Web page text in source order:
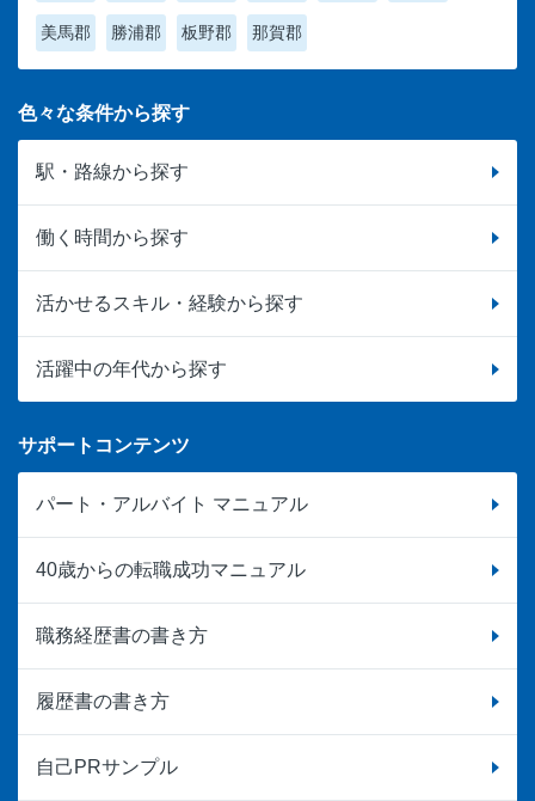
美馬郡 勝浦郡 板野郡 那賀郡
色々な条件から探す
駅・路線から探す
働く時間から探す
活かせるスキル・経験から探す
活躍中の年代から探す
サポートコンテンツ
パート・アルバイト マニュアル
40歳からの転職成功マニュアル
職務経歴書の書き方
履歴書の書き方
自己PRサンプル